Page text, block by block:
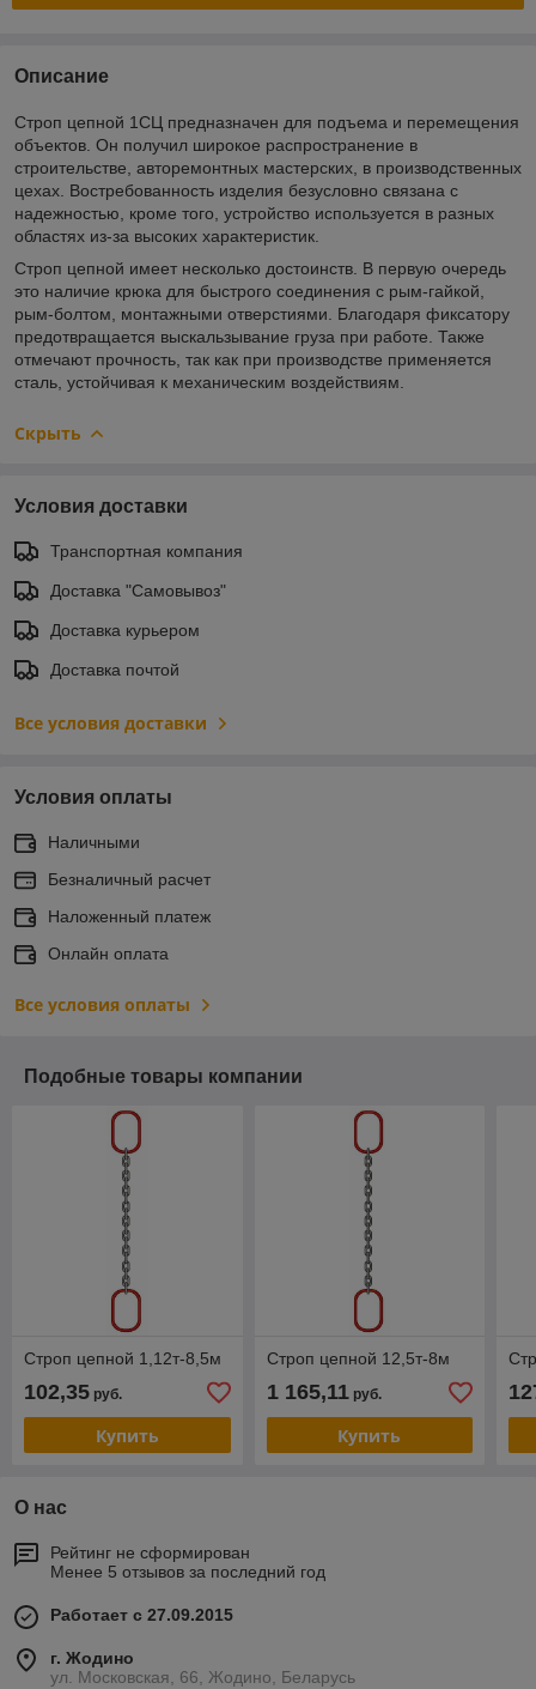
Описание
Строп цепной 1СЦ предназначен для подъема и перемещения
объектов. Он получил широкое распространение в
строительстве, авторемонтных мастерских, в производственных
цехах. Востребованность изделия безусловно связана с
надежностью, кроме того, устройство используется в разных
областях из-за высоких характеристик.
Строп цепной имеет несколько достоинств. В первую очередь
это наличие крюка для быстрого соединения с рым-гайкой,
рым-болтом, монтажными отверстиями. Благодаря фиксатору
предотвращается выскальзывание груза при работе. Также
отмечают прочность, так как при производстве применяется
сталь, устойчивая к механическим воздействиям.
Скрыть
Условия доставки
Транспортная компания
Доставка "Самовывоз"
Доставка курьером
Доставка почтой
Все условия доставки
Условия оплаты
Наличными
Безналичный расчет
Наложенный платеж
Онлайн оплата
Все условия оплаты
Подобные товары компании
Строп цепной 1,12т-8,5м
102,35 руб.
Купить
Строп цепной 12,5т-8м
1 165,11руб.
Купить
О нас
Рейтинг не сформирован
Менее 5 отзывов за последний год
Работает с 27.09.2015
г. Жодино
ул. Московская, 66, Жодино, Беларусь